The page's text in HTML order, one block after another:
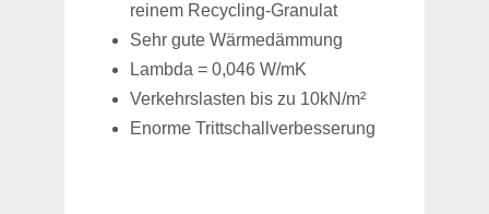
reinem Recycling-Granulat
Sehr gute Wärmedämmung
Lambda = 0,046 W/mK
Verkehrslasten bis zu 10kN/m²
Enorme Trittschallverbesserung